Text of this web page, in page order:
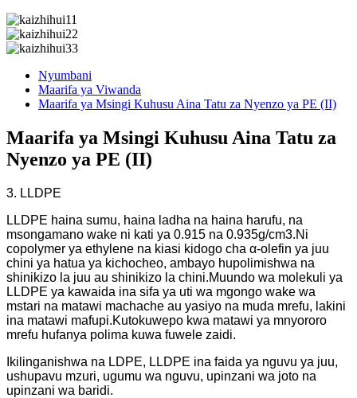
Nyumbani
Maarifa ya Viwanda
Maarifa ya Msingi Kuhusu Aina Tatu za Nyenzo ya PE (II)
Maarifa ya Msingi Kuhusu Aina Tatu za
Nyenzo ya PE (II)
3. LLDPE
LLDPE haina sumu, haina ladha na haina harufu, na
msongamano wake ni kati ya 0.915 na 0.935g/cm3.Ni
copolymer ya ethylene na kiasi kidogo cha α-olefin ya juu
chini ya hatua ya kichocheo, ambayo hupolimishwa na
shinikizo la juu au shinikizo la chini.Muundo wa molekuli ya
LLDPE ya kawaida ina sifa ya uti wa mgongo wake wa
mstari na matawi machache au yasiyo na muda mrefu, lakini
ina matawi mafupi.Kutokuwepo kwa matawi ya mnyororo
mrefu hufanya polima kuwa fuwele zaidi.
Ikilinganishwa na LDPE, LLDPE ina faida ya nguvu ya juu,
ushupavu mzuri, ugumu wa nguvu, upinzani wa joto na
upinzani wa baridi.